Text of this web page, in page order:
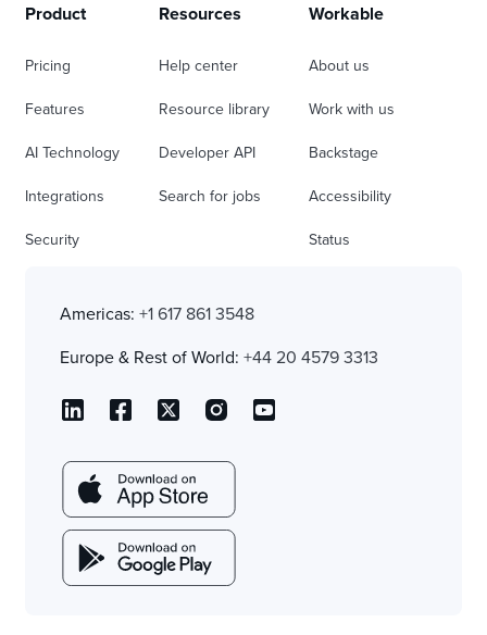
Product
Pricing
Features
AI Technology
Integrations
Security
Resources
Help center
Resource library
Developer API
Search for jobs
Workable
About us
Work with us
Backstage
Accessibility
Status
Americas: +1 617 861 3548
Europe & Rest of World: +44 20 4579 3313